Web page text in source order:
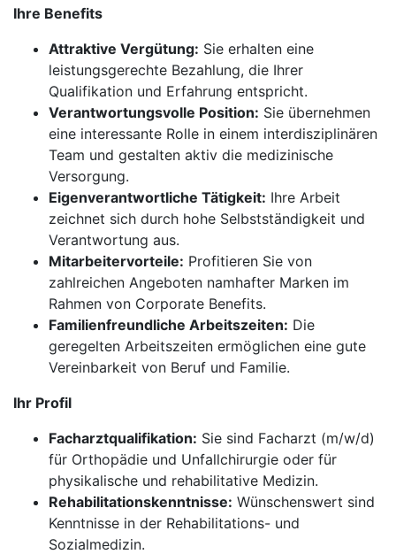
Ihre Benefits
Attraktive Vergütung: Sie erhalten eine
leistungsgerechte Bezahlung, die Ihrer
Qualifikation und Erfahrung entspricht.
Verantwortungsvolle Position: Sie übernehmen
eine interessante Rolle in einem interdisziplinären
Team und gestalten aktiv die medizinische
Versorgung.
Eigenverantwortliche Tätigkeit: Ihre Arbeit
zeichnet sich durch hohe Selbstständigkeit und
Verantwortung aus.
Mitarbeitervorteile: Profitieren Sie von
zahlreichen Angeboten namhafter Marken im
Rahmen von Corporate Benefits.
Familienfreundliche Arbeitszeiten: Die
geregelten Arbeitszeiten ermöglichen eine gute
Vereinbarkeit von Beruf und Familie.
Ihr Profil
Facharztqualifikation: Sie sind Facharzt (m/w/d)
für Orthopädie und Unfallchirurgie oder für
physikalische und rehabilitative Medizin.
Rehabilitationskenntnisse: Wünschenswert sind
Kenntnisse in der Rehabilitations- und
Sozialmedizin.